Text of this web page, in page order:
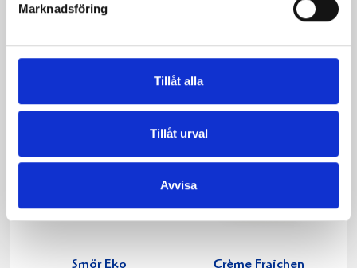
Marknadsföring
Tillåt alla
Tillåt urval
Avvisa